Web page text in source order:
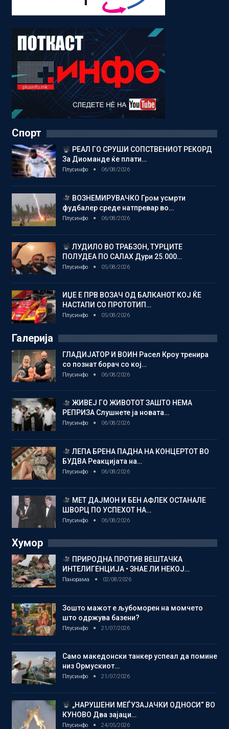
Спорт
РЕАЛ ГО СРУШИ СОПСТВЕНИОТ РЕКОРД
За Диоманде ќе плати…
Плусинфо 06/08/2026
ВОЗНЕМИРУВАЧКО Гром усмрти
фудбалер среде натпревар во…
Плусинфо 06/08/2026
ЛУДИЛО ВО ТРАБЗОН, ТУРЦИТЕ
ПОЛУДЕА ПО САЛАХ Дури 25.000…
Плусинфо 05/08/2026
ИЏЕ Е ПРВ ВОЗАЧ ОД БАЛКАНОТ КОЈ ЌЕ
НАСТАПИ СО ПРОТОТИП…
Плусинфо 05/08/2026
Галерија
ГЛАДИЈАТОР И ВОИН Расел Кроу тренира
со познат борач со кој…
Плусинфо 06/08/2026
ЖИВЕЈ ГО ЖИВОТОТ ЗАШТО НЕМА
РЕПРИЗА Слушнете ја новата…
Плусинфо 06/08/2026
ЛЕПА БРЕНА ПАДНА НА КОНЦЕРТОТ ВО
БУДВА Реакцијата на…
Плусинфо 06/08/2026
МЕТ ДАЈМОН И БЕН АФЛЕК ОСТАНАЛЕ
ШВОРЦ ПО УСПЕХОТ НА…
Плусинфо 06/08/2026
Хумор
ПРИРОДНА ПРОТИВ ВЕШТАЧКА
ИНТЕЛИГЕНЦИЈА • ЗНАЕ ЛИ НЕКОЈ…
Панорама 02/08/2026
Зошто мажот е љубоморен на момчето
што одржува базени?
Плусинфо 21/07/2026
Само македонски танкер успеал да помине
низ Ормускиот…
Плусинфо 21/07/2026
„НАРУШЕНИ МЕЃУЗАЈАЧКИ ОДНОСИ“ ВО
КУНОВО Два зајаци…
Плусинфо 24/05/2026